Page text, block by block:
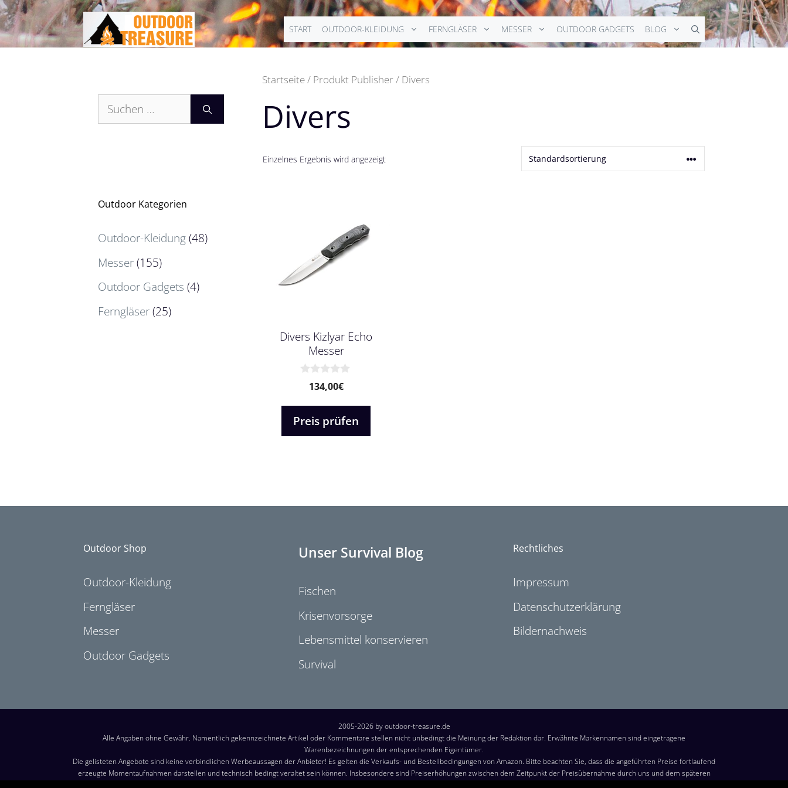
Zum
Inhalt
springen
START OUTDOOR-KLEIDUNG FERNGLÄSER MESSER OUTDOOR GADGETS BLOG
Startseite/ Produkt Publisher / Divers
Divers
Einzelnes Ergebnis wird angezeigt
Divers Kizlyar Echo
Messer
5
134,00€
Preis prüfen
Suchen
nach:
Outdoor Kategorien
Outdoor-Kleidung(48)
Messer(155)
Outdoor Gadgets (4)
Ferngläser(25)
Outdoor Shop
Outdoor-Kleidung
Ferngläser
Messer
Outdoor Gadgets
Unser Survival Blog
Fischen
Krisenvorsorge
Lebensmittel konservieren
Survival
Rechtliches
Impressum
Datenschutzerklärung
Bildernachweis
2005-2026 by outdoor-treasure.de
Alle Angaben ohne Gewähr. Namentlich gekennzeichnete Artikel oder Kommentare stellen nicht unbedingt die Meinung der Redaktion dar. Erwähnte Markennamen sind eingetragene
Warenbezeichnungen der entsprechenden Eigentümer.
Die gelisteten Angebote sind keine verbindlichen Werbeaussagen der Anbieter! Es gelten die Verkaufs- und Bestellbedingungen von Amazon. Bitte beachten Sie, dass die angeführten Preise fortlaufend
erzeugte Momentaufnahmen darstellen und technisch bedingt veraltet sein können. Insbesondere sind Preiserhöhungen zwischen dem Zeitpunkt der Preisübernahme durch uns und dem späteren